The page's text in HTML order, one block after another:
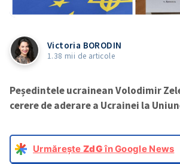
Victoria BORODIN
1.38 mii de articole
Peședintele ucrainean Volodimir
cerere de aderare a Ucrainei la
Urmărește ZdGîn Google News